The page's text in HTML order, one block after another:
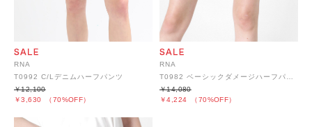
RNA
T0992 C/Lデニムハーフパンツ
￥3,630 （70%OFF）
￥12,100
RNA
T0982 ベーシックダメージハーフパンツ
￥4,224 （70%OFF）
￥14,080